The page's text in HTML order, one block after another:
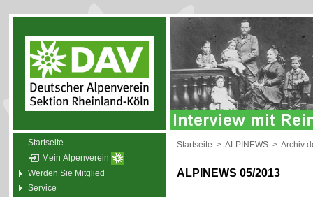
Startseite
Mein Alpenverein
Werden Sie Mitglied
Service
Startseite > ALPINEWS > Archiv
ALPINEWS 05/2013